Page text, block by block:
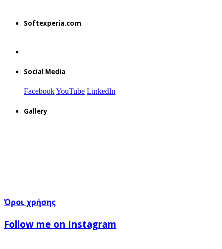
Softexperia.com
Social Media
FacebookYouTube LinkedIn
Gallery
Όροι χρήσης
Follow me on Instagram